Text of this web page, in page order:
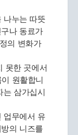
나누는 따뜻
나 동료가
의 변화가
못한 곳에서
원활합니
는 삼가십시
업무에서 유
의 니즈를